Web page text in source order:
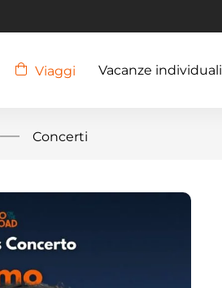
Viaggi Vacanze individuali
Concerti